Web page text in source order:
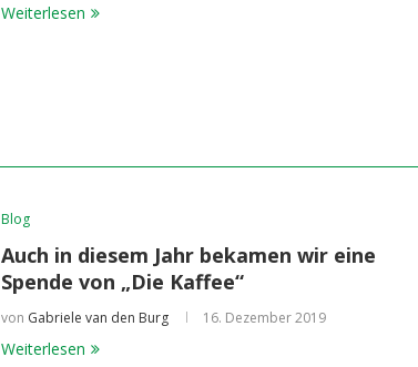
Weiterlesen
Blog
Auch in diesem Jahr bekamen wir eine
Spende von „Die Kaffee“
von Gabriele van den Burg 16. Dezember 2019
Weiterlesen